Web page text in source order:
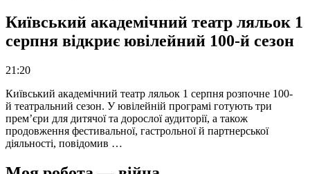
Київський академічний театр ляльок 1
серпня відкриє ювілейний 100-й сезон
21:20
Київський академічний театр ляльок 1 серпня розпочне 100-
й театральний сезон. У ювілейній програмі готують три
прем’єри для дитячої та дорослої аудиторії, а також
продовження фестивальної, гастрольної й партнерської
діяльності, повідомив …